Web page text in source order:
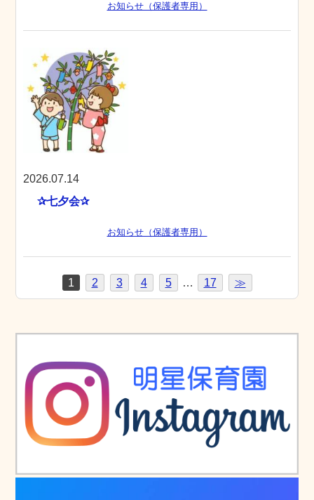
お知らせ（保護者専用）
2026.07.14
✰七夕会✰
お知らせ（保護者専用）
1 2 3 4 5 … 17 ≫